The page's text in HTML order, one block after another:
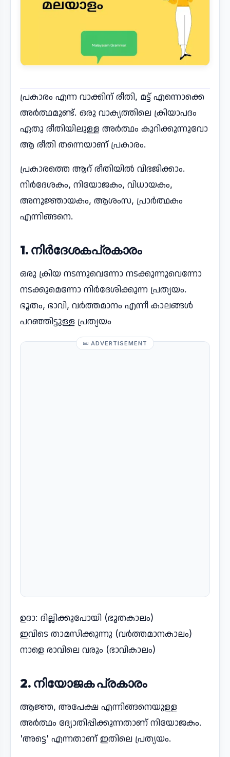
പ്രകാരം എന്ന വാക്കിന് രീതി, മട്ട് എന്നൊക്കെ
അർത്ഥമുണ്ട്. ഒരു വാക്യത്തിലെ ക്രിയാപദം
ഏതു രീതിയിലുള്ള അർത്ഥം കുറിക്കുന്നുവോ
ആ രീതി തന്നെയാണ് പ്രകാരം.
പ്രകാരത്തെ ആറ് രീതിയിൽ വിഭജിക്കാം.
നിർദേശകം, നിയോജകം, വിധായകം,
അനുജ്ഞായകം, ആശംസ, പ്രാർത്ഥകം
എന്നിങ്ങനെ.
1. നിർദേശകപ്രകാരം
ഒരു ക്രിയ നടന്നുവെന്നോ നടക്കുന്നുവെന്നോ
നടക്കുമെന്നോ നിർദേശിക്കുന്ന പ്രത്യയം.
ഭൂതം, ഭാവി, വർത്തമാനം എന്നീ കാലങ്ങൾ
പറഞ്ഞിട്ടുള്ള പ്രത്യയം
ADVERTISEMENT
ഉദാ: ദില്ലിക്കുപോയി (ഭൂതകാലം)
ഇവിടെ താമസിക്കുന്നു (വർത്തമാനകാലം)
നാളെ രാവിലെ വരും (ഭാവികാലം)
2. നിയോജക പ്രകാരം
ആജ്ഞ, അപേക്ഷ എന്നിങ്ങനെയുള്ള
അർത്ഥം ദ്യോതിപ്പിക്കുന്നതാണ് നിയോജകം.
'അട്ടെ' എന്നതാണ് ഇതിലെ പ്രത്യയം.